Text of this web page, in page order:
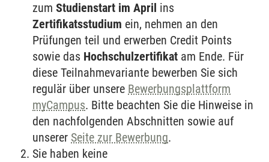
zum Studienstart im April ins
Zertifikatsstudium ein, nehmen an den
Prüfungen teil und erwerben Credit Points
sowie das Hochschulzertifikat am Ende. Für
diese Teilnahmevariante bewerben Sie sich
regulär über unsere Bewerbungsplattform
myCampus. Bitte beachten Sie die Hinweise in
den nachfolgenden Abschnitten sowie auf
unserer Seite zur Bewerbung.
Sie haben keine